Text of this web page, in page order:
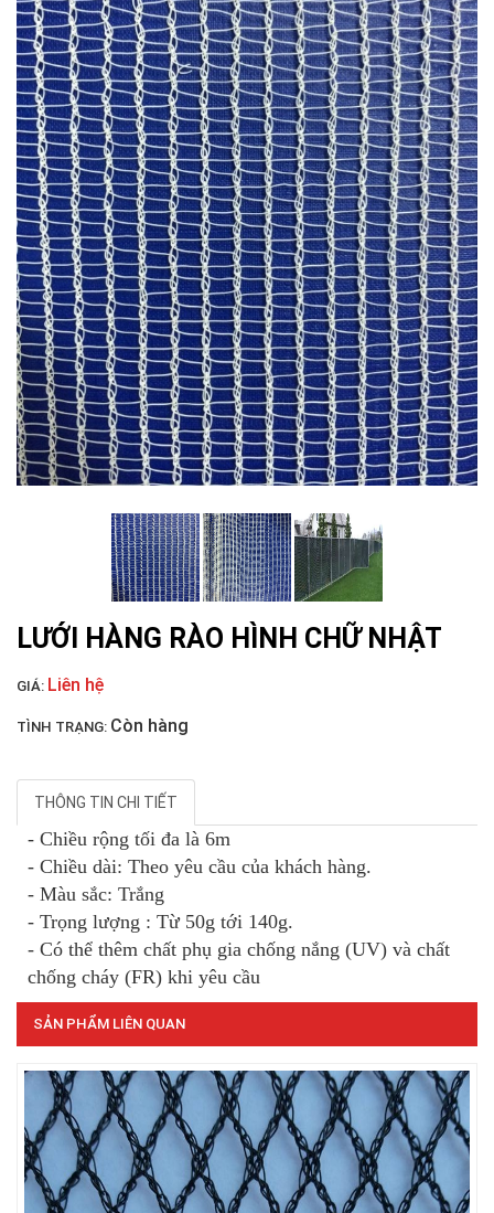
LƯỚI HÀNG RÀO HÌNH VUÔNG
LƯỚI NUÔI TRỒNG HẢI SẢN
LƯỚI CHẮN CHIM
LƯỚI PHƠI NÔNG SẢN
LƯỚI HÀNG RÀO HÌNH VUÔNG
LƯỚI NUÔI TRỒNG HẢI SẢN
LƯỚI HÀNG RÀO HÌNH CHỮ NHẬT
GIÁ: Liên hệ
TÌNH TRẠNG: Còn hàng
THÔNG TIN CHI TIẾT
- Chiều rộng tối đa là 6m
- Chiều dài: Theo yêu cầu của khách hàng.
- Màu sắc: Trắng
- Trọng lượng : Từ 50g tới 140g.
- Có thể thêm chất phụ gia chống nắng (UV) và chất
chống cháy (FR) khi yêu cầu
SẢN PHẨM LIÊN QUAN